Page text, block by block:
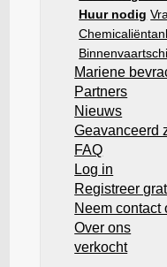
Huur nodig
Mariene
Partners
Nieuws
Geavanceerd
FAQ
Log in
Registreer
Neem contact
Over ons
verkocht